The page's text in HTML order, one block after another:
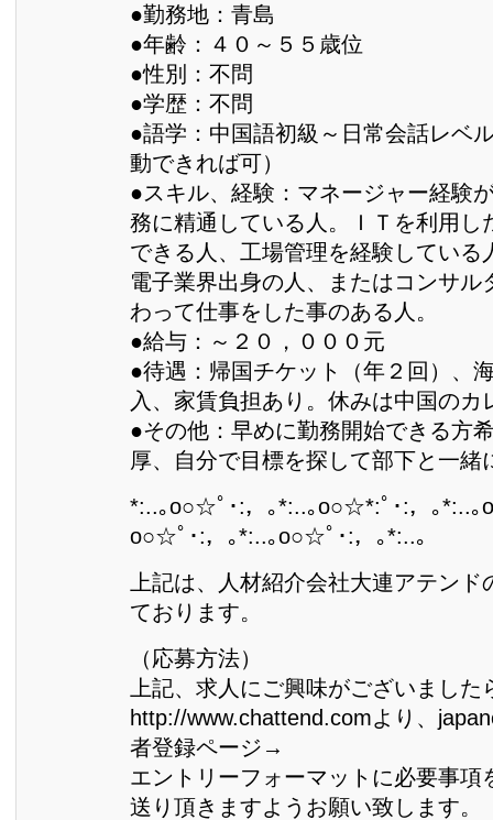
●勤務地：青島
●年齢：４０～５５歳位
●性別：不問
●学歴：不問
●語学：中国語初級～日常会話レベ
動できれば可）
●スキル、経験：マネージャー経験
務に精通している人。ＩＴを利用し
できる人、工場管理を経験している
電子業界出身の人、またはコンサル
わって仕事をした事のある人。
●給与：～２０，０００元
●待遇：帰国チケット（年２回）、
入、家賃負担あり。休みは中国のカ
●その他：早めに勤務開始できる方
厚、自分で目標を探して部下と一緒
*:..｡o○☆ﾟ･:，｡*:..｡o○☆*:ﾟ･:，｡*:..｡
o○☆ﾟ･:，｡*:..｡o○☆ﾟ･:，｡*:..｡
上記は、人材紹介会社大連アテン
ております。
（応募方法）
上記、求人にご興味がございました
http://www.chattend.comより、
者登録ページ→
エントリーフォーマットに必要事項
送り頂きますようお願い致します。